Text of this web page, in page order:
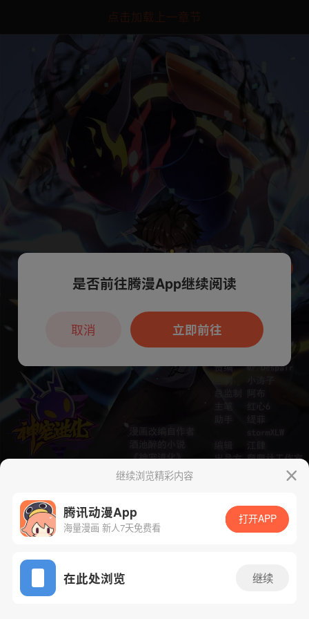
点击加载上一章节
App免费看
下一话 腾漫App免费看
继续浏览精彩内容
腾讯动漫App
海量漫画 新人7天免费看
打开APP
在此处浏览 继续
本章节仅支持App阅读，可打开App新用
户7天免费看
是否前往腾漫App继续阅读
立即前往
取消